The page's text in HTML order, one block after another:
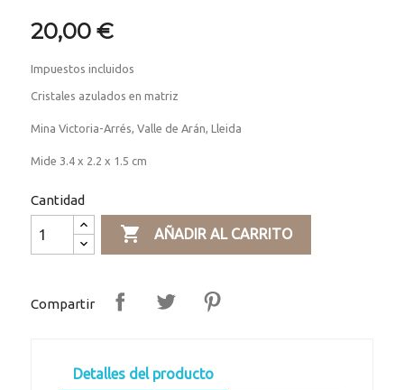
20,00 €
Impuestos incluidos
Cristales azulados en matriz
Mina Victoria-Arrés, Valle de Arán, Lleida
Mide 3.4 x 2.2 x 1.5 cm
Cantidad
 AÑADIR AL CARRITO
Compartir
Detalles del producto